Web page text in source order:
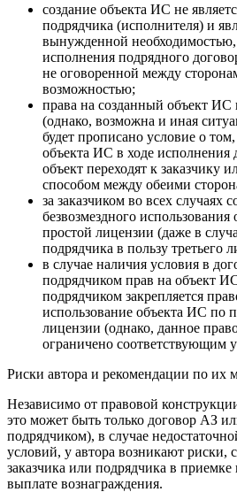
создание объекта ИС не
подрядчика (исполнителя) и
вынужденной
исполнения подрядного
не оговоренной между
возможностью;
права на созданный объект ИС
(однако, возможна и иная
будет прописано условие о
объекта ИС в ходе исполнения
объект переходят к заказчику
способом между обеими
за заказчиком во всех случаях
безвозмездного
простой лицензии (даже в
подрядчика в пользу третьего
в случае наличия условия в
подрядчиком прав на объект ИС
подрядчиком закрепляется
использование объекта ИС по
лицензии (однако, данное
ограничено соответствующим
Риски автора и рекомендации по их
Независимо от правовой
это может быть только договор АЗ
подрядчиком), в случае
условий, у автора возникают риски,
заказчика или подрядчика в
выплате вознаграждения.